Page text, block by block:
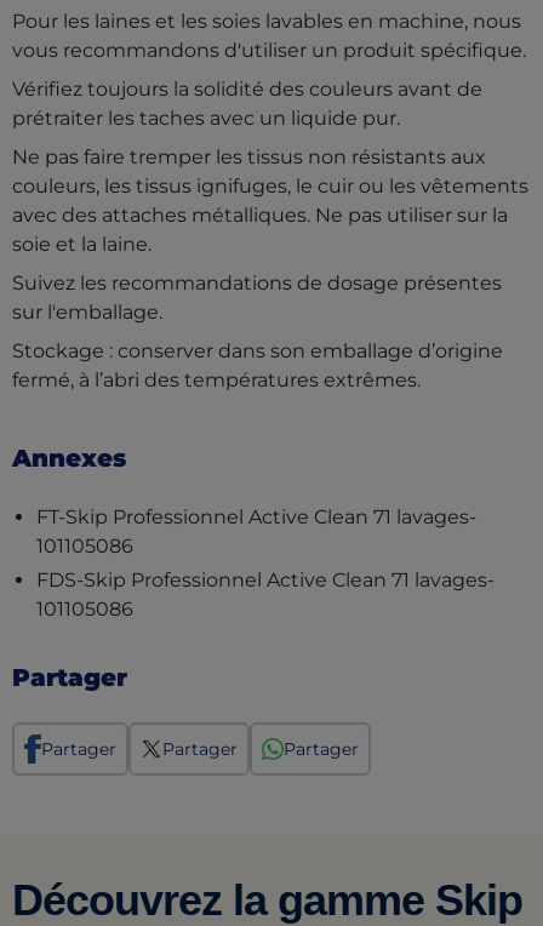
Pour les laines et les soies lavables en machine, nous
vous recommandons d'utiliser un produit spécifique.
Vérifiez toujours la solidité des couleurs avant de
prétraiter les taches avec un liquide pur.
Ne pas faire tremper les tissus non résistants aux
couleurs, les tissus ignifuges, le cuir ou les vêtements
avec des attaches métalliques. Ne pas utiliser sur la
soie et la laine.
Suivez les recommandations de dosage présentes
sur l'emballage.
Stockage : conserver dans son emballage d’origine
fermé, à l’abri des températures extrêmes.
Annexes
FT-Skip Professionnel Active Clean 71 lavages-
101105086(opens in a new tab)
FDS-Skip Professionnel Active Clean 71 lavages-
101105086(opens in a new tab)
Partager
Partager Partager Partager
Découvrez la gamme Skip